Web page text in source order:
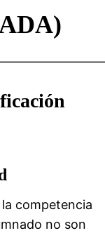
competencia
no son